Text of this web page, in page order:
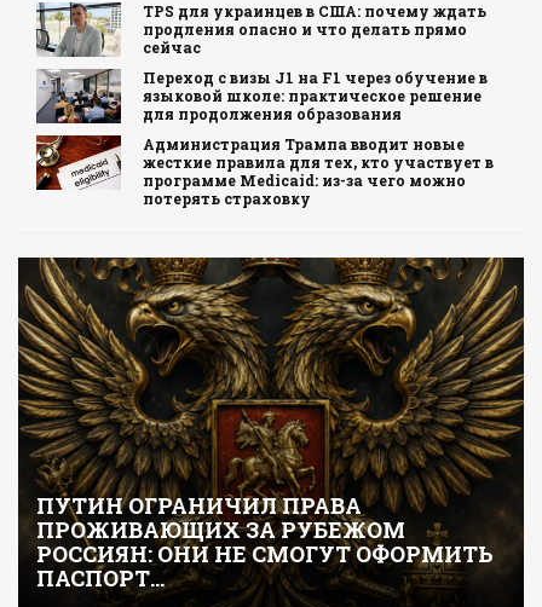
TPS для украинцев в США: почему ждать
продления опасно и что делать прямо
сейчас
Переход с визы J1 на F1 через обучение в
языковой школе: практическое решение
для продолжения образования
Администрация Трампа вводит новые
жесткие правила для тех, кто участвует в
программе Medicaid: из-за чего можно
потерять страховку
ПУТИН ОГРАНИЧИЛ ПРАВА
ПРОЖИВАЮЩИХ ЗА РУБЕЖОМ
РОССИЯН: ОНИ НЕ СМОГУТ ОФОРМИТЬ
ПАСПОРТ…